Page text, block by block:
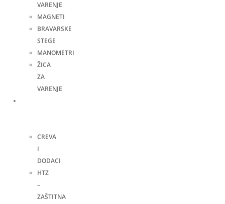
VARENJE
MAGNETI
BRAVARSKE
STEGE
MANOMETRI
ŽICA
ZA
VARENJE
CREVA
I
DODACI
HTZ
–
ZAŠTITNA